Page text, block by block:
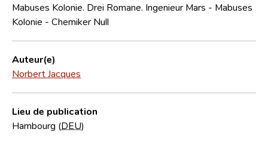
Équipe scientifique
Mabuses Kolonie. Drei Romane. Ingenieur Mars - Mabuses
Kolonie - Chemiker Null
Auteur(e)
Norbert Jacques
Lieu de publication
Hambourg (DEU)